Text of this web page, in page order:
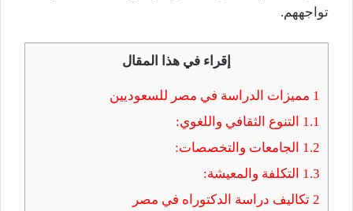
تواجههم.
إقراء في هذا المقال
1 مميزات الدراسة في مصر للسعوديين
1.1 التنوع الثقافي واللغوي:
1.2 الجامعات والتخصصات:
1.3 التكلفة والمعيشة:
2 تكاليف دراسة الدكتوراه في مصر